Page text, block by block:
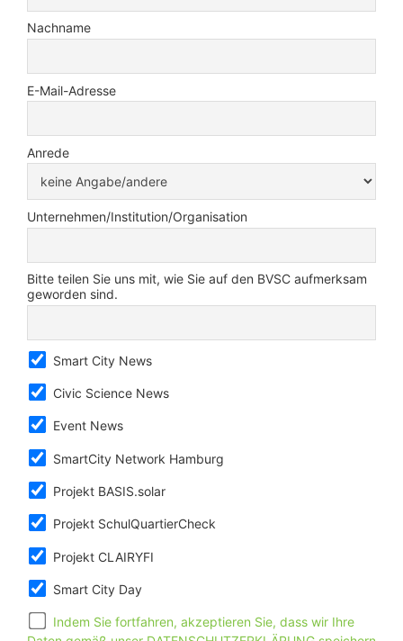
Nachname
E-Mail-Adresse
Anrede
Unternehmen/Institution/Organisation
Bitte teilen Sie uns mit, wie Sie auf den BVSC aufmerksam
geworden sind.
Smart City News
Civic Science News
Event News
SmartCity Network Hamburg
Projekt BASIS.solar
Projekt SchulQuartierCheck
Projekt CLAIRYFI
Smart City Day
Indem Sie fortfahren, akzeptieren Sie, dass wir Ihre